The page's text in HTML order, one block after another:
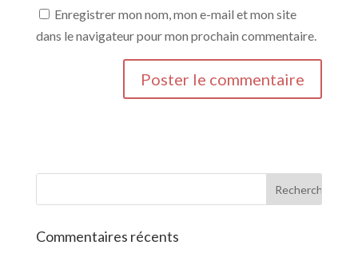
Enregistrer mon nom, mon e-mail et mon site
dans le navigateur pour mon prochain commentaire.
Commentaires récents